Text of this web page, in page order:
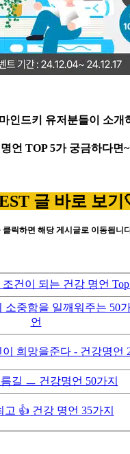
인드키 유저분들이 소개
언 TOP 5가 궁금하다면
글 바로 보기
클릭하면 해당 게시글로 이동됩니
건이 되는 건강 명언
소중함을 일깨워주는 50
언
희망을준다 - 건강명언
길 ㅡ 건강명언 50가지
고 👍 건강 명언 35가지